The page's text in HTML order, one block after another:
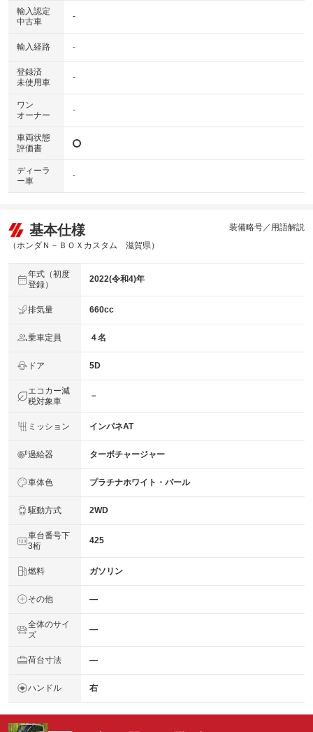
輸入認定
中古車
-
輸入経路 -
登録済
未使用車
-
ワン
オーナー
-
車両状態
評価書
ディーラ
ー車
-
基本仕様
（ホンダＮ－ＢＯＸカスタム 滋賀県）
装備略号／用語解説
年式（初度
登録）
2022(令和4)年
排気量 660cc
乗車定員 ４名
ドア 5D
エコカー減
税対象車
－
ミッション インパネAT
過給器 ターボチャージャー
車体色 プラチナホワイト・パール
駆動方式 2WD
車台番号下
3桁
425
燃料 ガソリン
その他 ―
全体のサイ
ズ
―
荷台寸法 ―
ハンドル 右